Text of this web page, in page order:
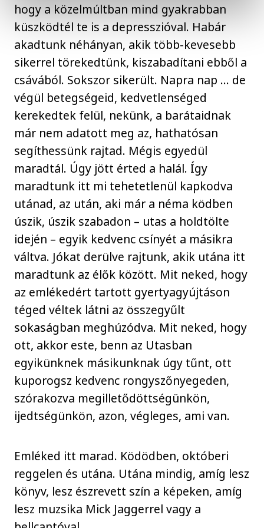
hogy a közelmúltban mind gyakrabban
küszködtél te is a depresszióval. Habár
akadtunk néhányan, akik több-kevesebb
sikerrel törekedtünk, kiszabadítani ebből a
csávából. Sokszor sikerült. Napra nap … de
végül betegségeid, kedvetlenséged
kerekedtek felül, nekünk, a barátaidnak
már nem adatott meg az, hathatósan
segíthessünk rajtad. Mégis egyedül
maradtál. Úgy jött érted a halál. Így
maradtunk itt mi tehetetlenül kapkodva
utánad, az után, aki már a néma ködben
úszik, úszik szabadon – utas a holdtölte
idején – egyik kedvenc csínyét a másikra
váltva. Jókat derülve rajtunk, akik utána itt
maradtunk az élők között. Mit neked, hogy
az emlékedért tartott gyertyagyújtáson
téged véltek látni az összegyűlt
sokaságban meghúzódva. Mit neked, hogy
ott, akkor este, benn az Utasban
egyikünknek másikunknak úgy tűnt, ott
kuporogsz kedvenc rongyszőnyegeden,
szórakozva megilletődöttségünkön,
ijedtségünkön, azon, végleges, ami van.
Emléked itt marad. Ködödben, októberi
reggelen és utána. Utána mindig, amíg lesz
könyv, lesz észrevett szín a képeken, amíg
lesz muzsika Mick Jaggerrel vagy a